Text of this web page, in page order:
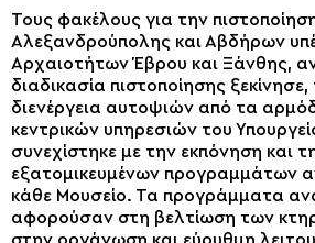
Τους φακέλους για την
Αλεξανδρούπολης και Αβδήρων
Αρχαιοτήτων Έβρου και Ξάνθης,
διαδικασία πιστοποίησης
διενέργεια αυτοψιών από τα
κεντρικών υπηρεσιών του
συνεχίστηκε με την εκπόνηση και
εξατομικευμένων προγραμμάτων
κάθε Μουσείο. Τα προγράμματα
αφορούσαν στη βελτίωση των